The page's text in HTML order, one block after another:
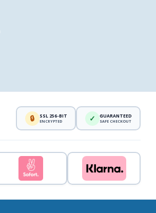
🔒 SSL 256-BIT
ENCRYPTED ✓ GUARANTEED
SAFE CHECKOUT